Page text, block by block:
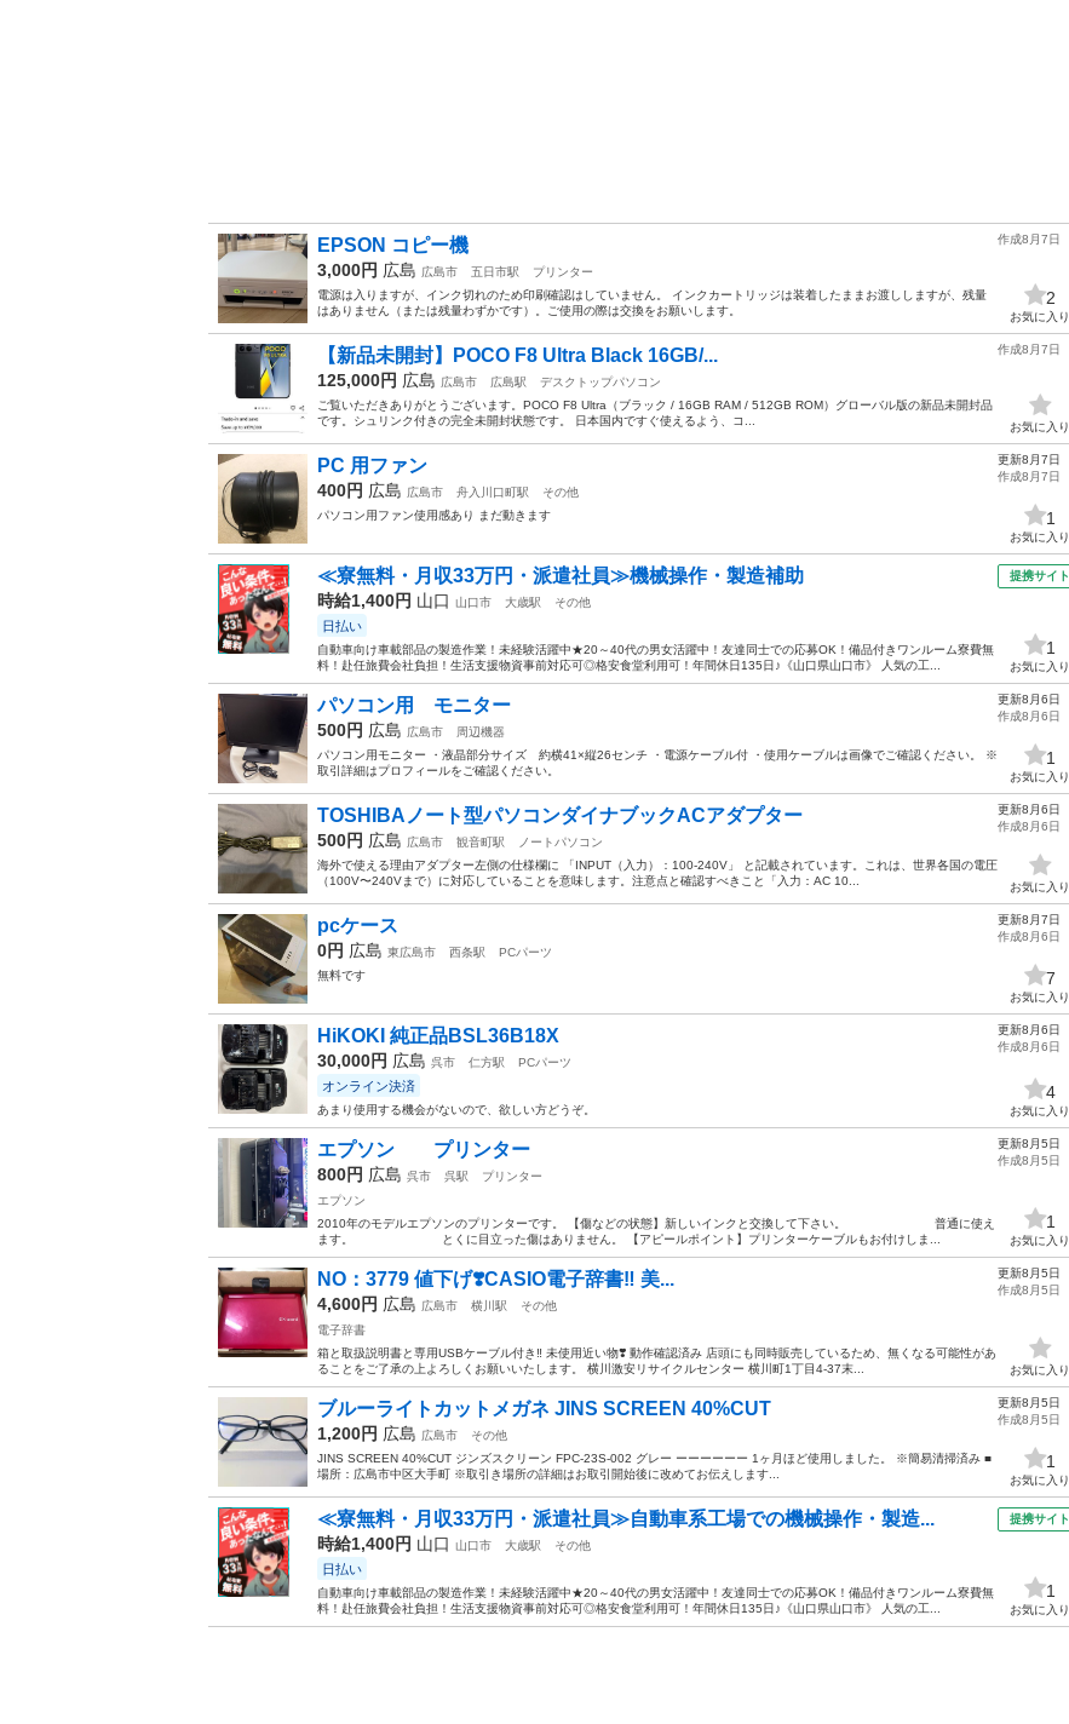
EPSON コピー機
3,000円 広島 広島市 五日市駅
プリンター
電源は入りますが、インク切れのため印刷確認はしていません。 インクカートリッジは装着したままお渡ししますが、残量
はありません（または残量わずかです）。ご使用の際は交換をお願いします。
作成8月7日
2
お気に入り
【新品未開封】POCO F8 Ultra Black 16GB/...
125,000円 広島 広島市 広島駅
デスクトップパソコン
ご覧いただきありがとうございます。 ​POCO F8 Ultra（ブラック / 16GB RAM / 512GB ROM）グローバル版の新品未開封品
です。 ​シュリンク付きの完全未開封状態です。 日本国内ですぐ使えるよう、コ...
作成8月7日
お気に入り
PC 用ファン
400円 広島 広島市 舟入川口町駅
その他
パソコン用ファン使用感あり まだ動きます
更新8月7日
作成8月7日
1
お気に入り
≪寮無料・月収33万円・派遣社員≫機械操作・製造補助
時給1,400円 山口 山口市 大歳駅 その他
日払い
自動車向け車載部品の製造作業！未経験活躍中★20～40代の男女活躍中！友達同士での応募OK！備品付きワンルーム寮費無
料！赴任旅費会社負担！生活支援物資事前対応可◎格安食堂利用可！年間休日135日♪《山口県山口市》 人気の工...
提携サイト
1
お気に入り
パソコン用 モニター
500円 広島 広島市
周辺機器
パソコン用モニター ・液晶部分サイズ 約横41×縦26センチ ・電源ケーブル付 ・使用ケーブルは画像でご確認ください。 ※
取引詳細はプロフィールをご確認ください。
更新8月6日
作成8月6日
1
お気に入り
TOSHIBAノート型パソコンダイナブックACアダプター
500円 広島 広島市 観音町駅
ノートパソコン
海外で使える理由アダプター左側の仕様欄に 「INPUT（入力）：100-240V」 と記載されています。これは、世界各国の電圧
（100V〜240Vまで）に対応していることを意味します。注意点と確認すべきこと「入力：AC 10...
更新8月6日
作成8月6日
お気に入り
pcケース
0円 広島 東広島市 西条駅
PCパーツ
無料です
更新8月7日
作成8月6日
7
お気に入り
HiKOKI 純正品BSL36B18X
30,000円 広島 呉市 仁方駅 PCパーツ
オンライン決済
あまり使用する機会がないので、欲しい方どうぞ。
更新8月6日
作成8月6日
4
お気に入り
エプソン プリンター
800円 広島 呉市 呉駅
プリンター
エプソン
2010年のモデルエプソンのプリンターです。 【傷などの状態】新しいインクと交換して下さい。 普通に使え
ます。 とくに目立った傷はありません。 【アピールポイント】プリンターケーブルもお付けしま...
更新8月5日
作成8月5日
1
お気に入り
NO：3779 値下げ❣️CASIO電子辞書‼️ 美...
4,600円 広島 広島市 横川駅
その他
電子辞書
箱と取扱説明書と専用USBケーブル付き‼️ 未使用近い物❣️ 動作確認済み 店頭にも同時販売しているため、無くなる可能性があ
ることをご了承の上よろしくお願いいたします。 横川激安リサイクルセンター 横川町1丁目4-37末...
更新8月5日
作成8月5日
お気に入り
ブルーライトカットメガネ JINS SCREEN 40%CUT
1,200円 広島 広島市
その他
JINS SCREEN 40%CUT ジンズスクリーン FPC-23S-002 グレー ーーーーーー 1ヶ月ほど使用しました。 ※簡易清掃済み ■
場所：広島市中区大手町 ※取引き場所の詳細はお取引開始後に改めてお伝えします...
更新8月5日
作成8月5日
1
お気に入り
≪寮無料・月収33万円・派遣社員≫自動車系工場での機械操作・製造...
時給1,400円 山口 山口市 大歳駅 その他
日払い
自動車向け車載部品の製造作業！未経験活躍中★20～40代の男女活躍中！友達同士での応募OK！備品付きワンルーム寮費無
料！赴任旅費会社負担！生活支援物資事前対応可◎格安食堂利用可！年間休日135日♪《山口県山口市》 人気の工...
提携サイト
1
お気に入り